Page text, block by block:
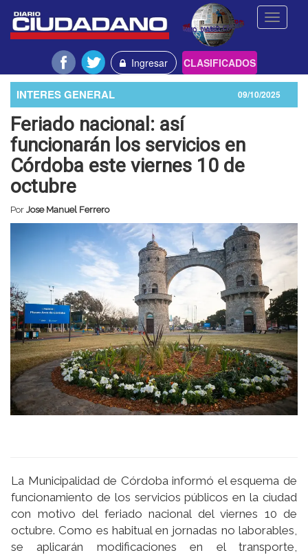
Toggle
Ingresar CLASIFICADOS
INTERES GENERAL 09/10/2025
Feriado nacional: así
funcionarán los servicios en
Córdoba este viernes 10 de
octubre
Por Jose Manuel Ferrero
La Municipalidad de Córdoba informó el esquema de
funcionamiento de los servicios públicos en la ciudad
con motivo del feriado nacional del viernes 10 de
octubre. Como es habitual en jornadas no laborables,
se aplicarán modificaciones en el transporte,